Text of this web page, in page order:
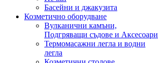
Басейни и джакузита
Козметично оборудване
Вулканични камъни,
Подгряващи съдове и Аксесоари
Термомасажни легла и водни
легла